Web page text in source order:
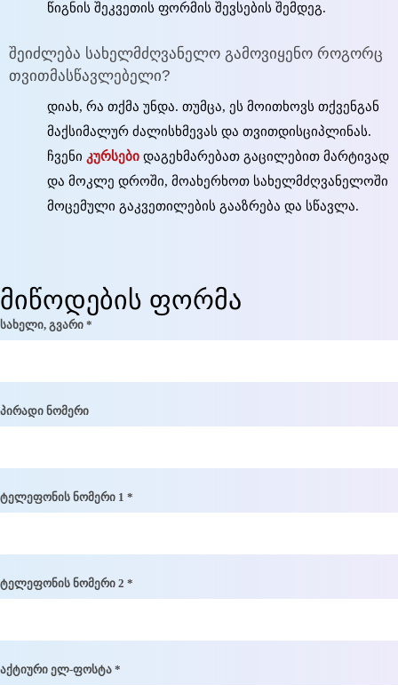
წიგნის შეკვეთის ფორმის შევსების შემდეგ.
შეიძლება სახელმძღვანელო გამოვიყენო როგორც
თვითმასწავლებელი?
დიახ, რა თქმა უნდა. თუმცა, ეს მოითხოვს თქვენგან
მაქსიმალურ ძალისხმევას და თვითდისციპლინას.
ჩვენი კურსები დაგეხმარებათ გაცილებით მარტივად
და მოკლე დროში, მოახერხოთ სახელმძღვანელოში
მოცემული გაკვეთილების გააზრება და სწავლა.
მიწოდების ფორმა
სახელი, გვარი *
პირადი ნომერი
ტელეფონის ნომერი 1 *
ტელეფონის ნომერი 2 *
აქტიური ელ-ფოსტა *